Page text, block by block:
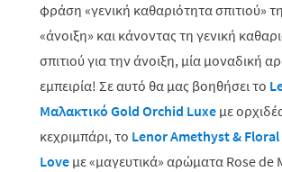
φράση «γενική καθαριότητα σπιτιού»
«άνοιξη» και κάνοντας τη γενική
σπιτιού για την άνοιξη, μία μοναδική
εμπειρία! Σε αυτό θα μας βοηθήσει το
Μαλακτικό Gold Orchid Luxe με
κεχριμπάρι, το Lenor Amethyst &
Love με «μαγευτικά» αρώματα Rose de